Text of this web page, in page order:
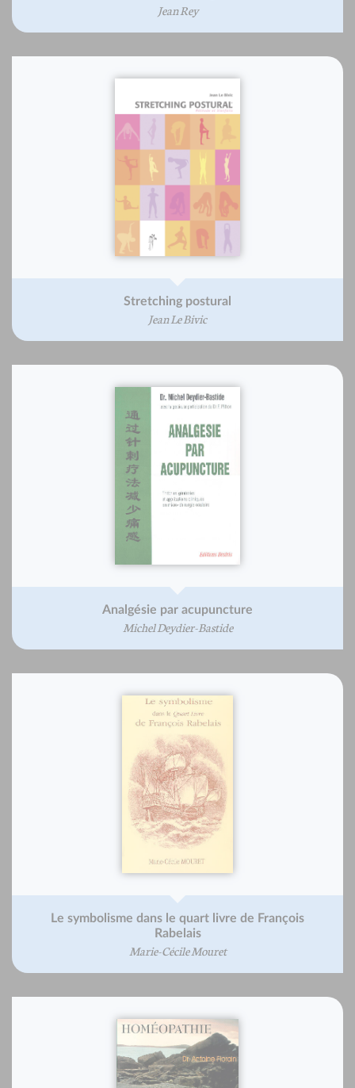
Jean Rey
Stretching postural
Jean Le Bivic
Analgésie par acupuncture
Michel Deydier-Bastide
Le symbolisme dans le quart livre de François
Rabelais
Marie-Cécile Mouret